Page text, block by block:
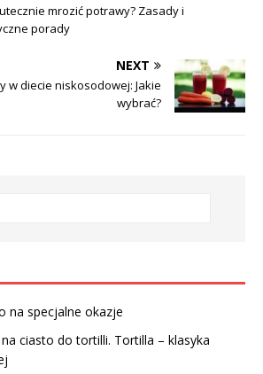
mrozić potrawy? Zasady i
porady
NEXT
w diecie niskosodowej: Jakie
wybrać?
na specjalne okazje
ciasto do tortilli. Tortilla – klasyka